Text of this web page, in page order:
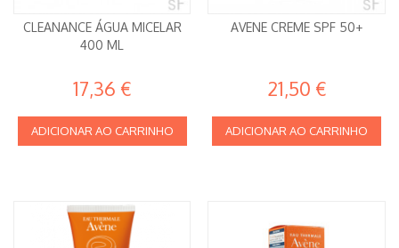
CLEANANCE ÁGUA MICELAR
400 ML
17,36 €
ADICIONAR AO CARRINHO
AVENE CREME SPF 50+
21,50 €
ADICIONAR AO CARRINHO